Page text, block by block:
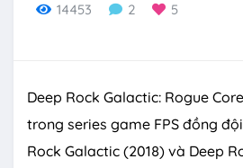
14453 2 5
Deep Rock Galactic: Rogue
trong series game FPS đồng
Rock Galactic (2018) và Deep